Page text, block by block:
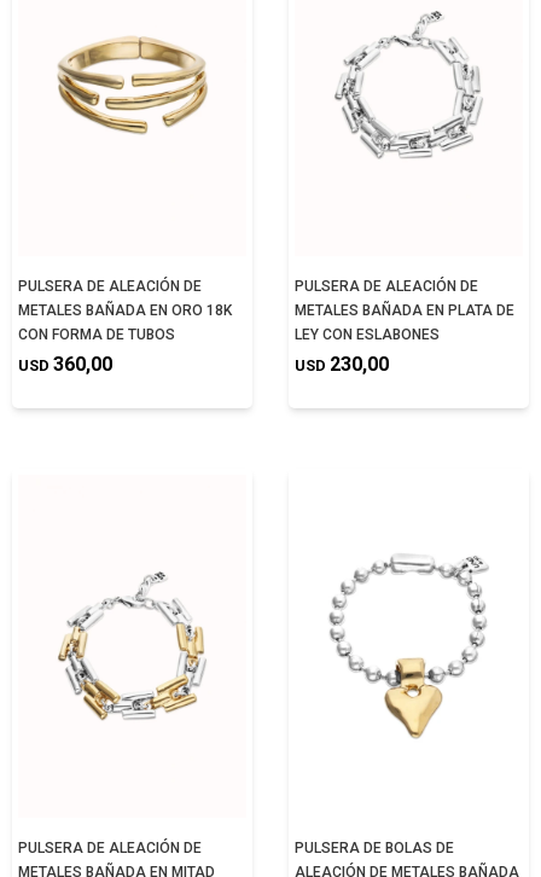
PULSERA DE ALEACIÓN DE
METALES BAÑADA EN ORO 18K
CON FORMA DE TUBOS
USD 360,00
PULSERA DE ALEACIÓN DE
METALES BAÑADA EN PLATA DE
LEY CON ESLABONES
USD 230,00
PULSERA DE ALEACIÓN DE
METALES BAÑADA EN MITAD
PULSERA DE BOLAS DE
ALEACIÓN DE METALES BAÑADA